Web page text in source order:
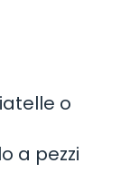
o
a pezzi